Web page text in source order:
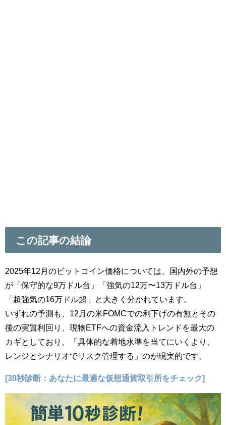
この記事の結論
2025年12月のビットコイン価格については、国内外の予想
が「保守的な9万ドル台」「強気の12万〜13万ドル台」
「超強気の16万ドル超」と大きく分かれています。
いずれの予測も、12月の米FOMCでの利下げの有無とその
後の実質利回り、現物ETFへの資金流入トレンドを最大の
カギとしており、「具体的な着地水準を当てにいくより、
レンジとシナリオでリスク管理する」のが現実的です。
[30秒診断：あなたに最適な仮想通貨取引所をチェック]